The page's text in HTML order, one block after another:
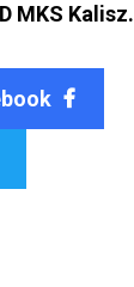
MKS Kalisz.